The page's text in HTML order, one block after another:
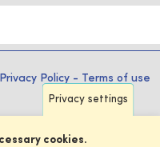
Privacy Policy - Terms of use
Privacy settings
cookies.